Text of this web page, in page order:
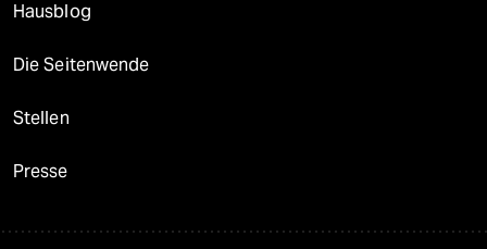
Hausblog
Die Seitenwende
Stellen
Presse